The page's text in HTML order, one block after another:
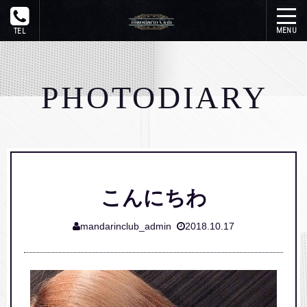
トップ
在籍一覧
イベント
ギャラリー
リンク
PHOTODIARY
こんにちわ
mandarinclub_admin 2018.10.17